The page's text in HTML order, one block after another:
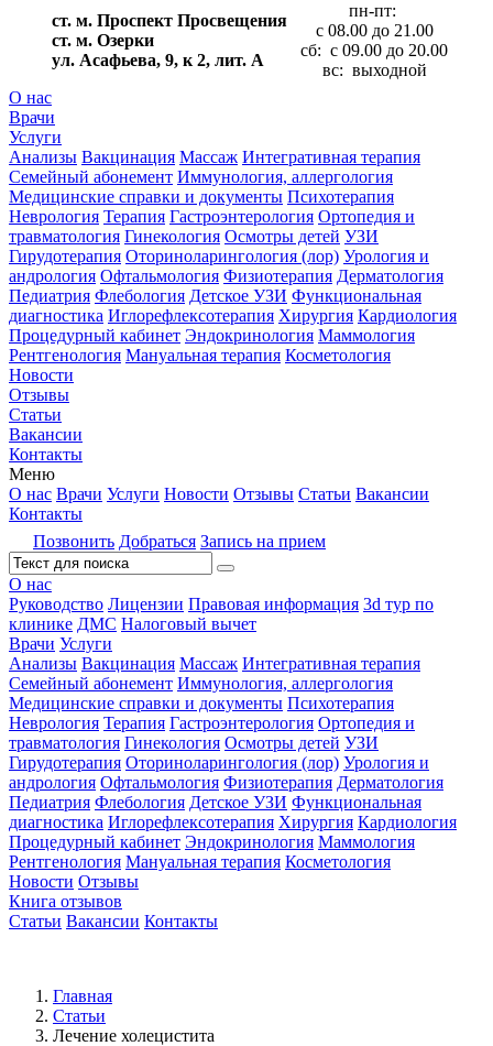
ст. м. Проспект Просвещения
ст. м. Озерки
ул. Асафьева, 9, к 2, лит. А
пн-пт:
с 08.00 до 21.00
сб: с 09.00 до 20.00
вс: выходной
О нас
Врачи
Услуги
Анализы Вакцинация Массаж Интегративная терапия
Семейный абонемент Иммунология, аллергология
Медицинские справки и документы Психотерапия
Неврология Терапия Гастроэнтерология Ортопедия и
травматология Гинекология Осмотры детей УЗИ
Гирудотерапия Оториноларингология (лор) Урология и
андрология Офтальмология Физиотерапия Дерматология
Педиатрия Флебология Детское УЗИ Функциональная
диагностика Иглорефлексотерапия Хирургия Кардиология
Процедурный кабинет Эндокринология Маммология
Рентгенология Мануальная терапия Косметология
Новости
Отзывы
Статьи
Вакансии
Контакты
Меню
О нас Врачи Услуги Новости Отзывы Статьи Вакансии
Контакты
Позвонить Добраться Запись на прием
О нас
Руководство Лицензии Правовая информация 3d тур по
клинике ДМС Налоговый вычет
Врачи Услуги
Анализы Вакцинация Массаж Интегративная терапия
Семейный абонемент Иммунология, аллергология
Медицинские справки и документы Психотерапия
Неврология Терапия Гастроэнтерология Ортопедия и
травматология Гинекология Осмотры детей УЗИ
Гирудотерапия Оториноларингология (лор) Урология и
андрология Офтальмология Физиотерапия Дерматология
Педиатрия Флебология Детское УЗИ Функциональная
диагностика Иглорефлексотерапия Хирургия Кардиология
Процедурный кабинет Эндокринология Маммология
Рентгенология Мануальная терапия Косметология
Новости Отзывы
Книга отзывов
Статьи Вакансии Контакты
Главная
Статьи
Лечение холецистита